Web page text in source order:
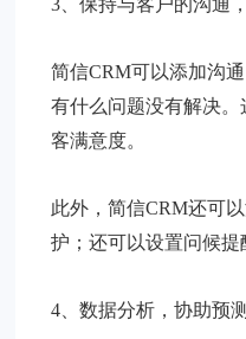
3、保持与客户的沟通
简信CRM可以添加沟
有什么问题没有解决
客满意度。
此外，简信CRM还可
护；还可以设置问候
4、数据分析，协助预测